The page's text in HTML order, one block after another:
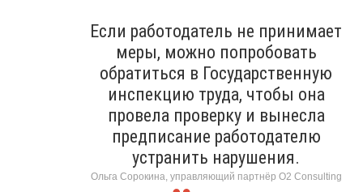
Если работодатель не принимает
меры, можно попробовать
обратиться в Государственную
инспекцию труда, чтобы она
провела проверку и вынесла
предписание работодателю
устранить нарушения.
Ольга Сорокина, управляющий партнёр О2 Consulting